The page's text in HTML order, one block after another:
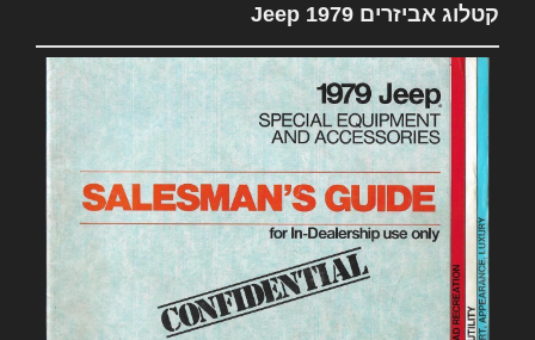
קטלוג אביזרים 1979 Jeep